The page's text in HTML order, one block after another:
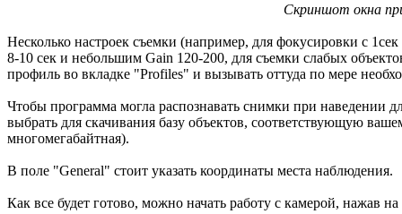
Скриншот окна
Несколько настроек съемки (например, для фокусировки с
8-10 сек и небольшим Gain 120-200, для съемки слабых
профиль во вкладке "Profiles" и вызывать оттуда по мере
Чтобы программа могла распознавать снимки при наведении
выбрать для скачивания базу объектов, соответствующую
многомегабайтная).
В поле "General" стоит указать координаты места наблюдения.
Как все будет готово, можно начать работу с камерой, нажав